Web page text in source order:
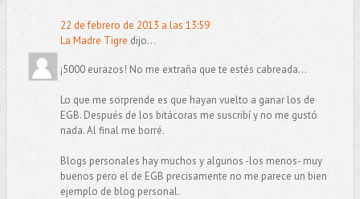
22 de febrero de 2013 a las 13:59
La Madre Tigre dijo...
¡5000 eurazos! No me extraña que te estés cabreada...
Lo que me sorprende es que hayan vuelto a ganar los de
EGB. Después de los bitácoras me suscribí y no me gustó
nada. Al final me borré.
Blogs personales hay muchos y algunos -los menos- muy
buenos pero el de EGB precisamente no me parece un bien
ejemplo de blog personal.